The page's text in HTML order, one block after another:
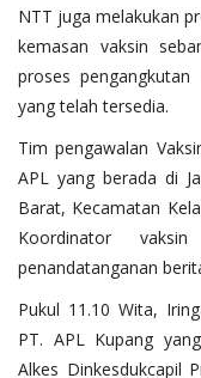
NTT juga melakukan
kemasan vaksin
proses
yang telah tersedia.
Tim pengawalan
APL yang berada di
Barat, Kecamatan
Koordinator
penandatanganan
Pukul 11.10 Wita,
PT. APL Kupang
Alkes Dinkesdukcapil